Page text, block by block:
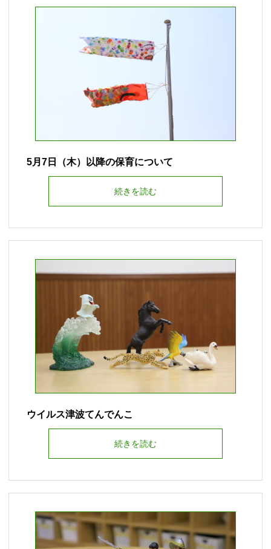
5月7日（木）以降の保育について
続きを読む
ウイルス津波てんでんこ
続きを読む